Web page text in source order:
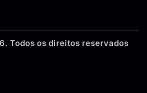
Todos os direitos reservados